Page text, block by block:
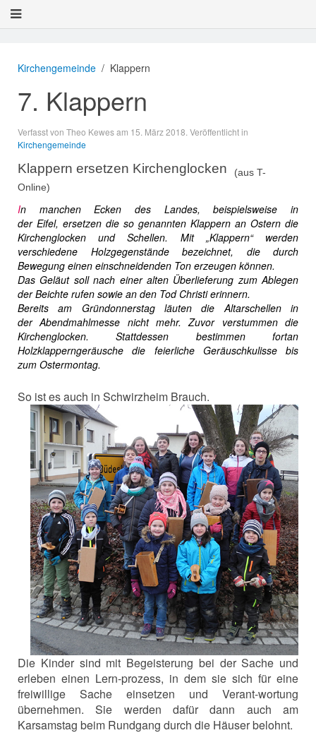
Kirchengemeinde Klappern
7. Klappern
Verfasst von Theo Kewes am 15. März 2018 . Veröffentlicht in
Kirchengemeinde
Klappern ersetzen Kirchenglocken
(aus T-
Online)
In manchen Ecken des Landes, beispielsweise in
der Eifel, ersetzen die so genannten Klappern an Ostern die
Kirchenglocken und Schellen. Mit „Klappern“ werden
verschiedene Holzgegenstände bezeichnet, die durch
Bewegung einen einschneidenden Ton erzeugen können.
Das Geläut sollnach einer alten Überlieferung zum Ablegen
der Beichte rufen sowie an den Tod Christi erinnern.
Bereits am Gründonnerstagläuten die Altarschellen in
derAbendmahlmesse nicht mehr. Zuvor verstummen die
Kirchenglocken. Stattdessen bestimmen fortan
Holzklapperngeräusche die feierliche Geräuschkulisse bis
zum Ostermontag.
So ist es auch in Schwirzheim Brauch.
Die Kinder sind mit Begeisterung bei der Sache und
erleben einen Lern-prozess, in dem sie sich für eine
freiwillige Sache einsetzen und Verant-wortung
übernehmen. Sie werden dafür dann auch am
Karsamstag beim Rundgang durch die Häuser belohnt.